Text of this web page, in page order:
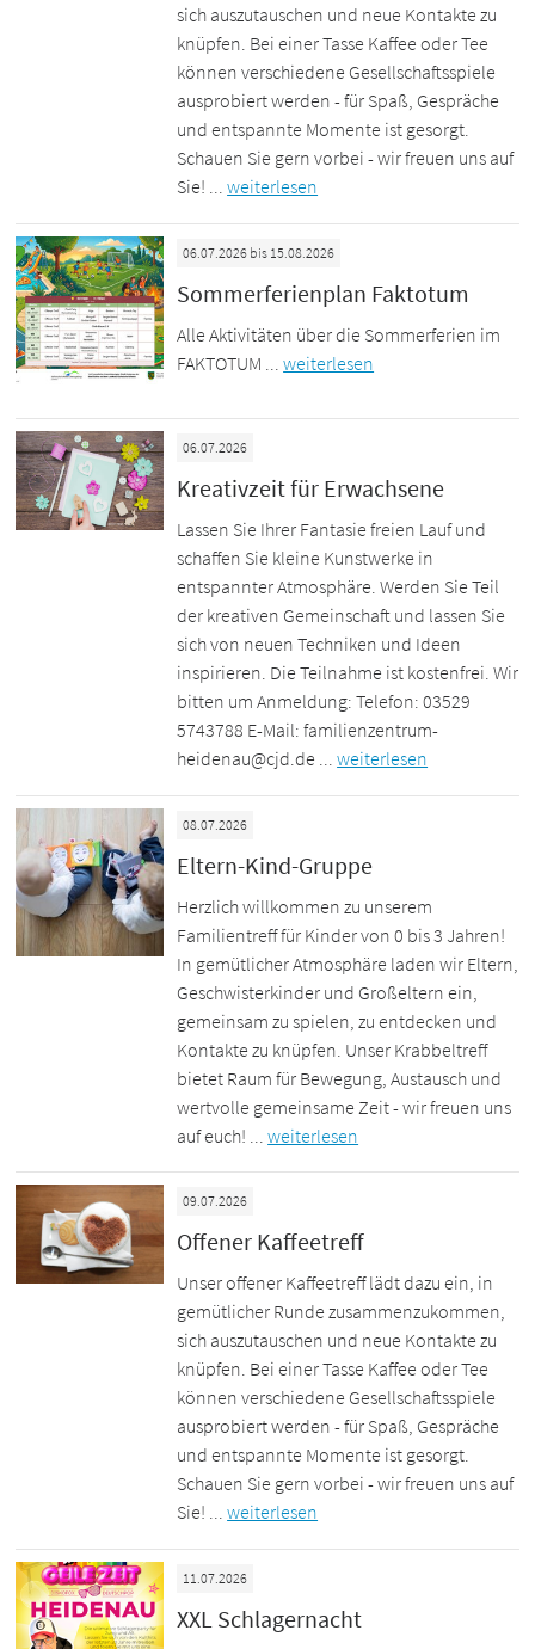
sich auszutauschen und neue Kontakte zu
knüpfen. Bei einer Tasse Kaffee oder Tee
können verschiedene Gesellschaftsspiele
ausprobiert werden - für Spaß, Gespräche
und entspannte Momente ist gesorgt.
Schauen Sie gern vorbei - wir freuen uns auf
Sie! ...weiterlesen
06.07.2026 bis 15.08.2026
Sommerferienplan Faktotum
Alle Aktivitäten über die Sommerferien im
FAKTOTUM ...weiterlesen
06.07.2026
Kreativzeit für Erwachsene
Lassen Sie Ihrer Fantasie freien Lauf und
schaffen Sie kleine Kunstwerke in
entspannter Atmosphäre. Werden Sie Teil
der kreativen Gemeinschaft und lassen Sie
sich von neuen Techniken und Ideen
inspirieren. Die Teilnahme ist kostenfrei. Wir
bitten um Anmeldung: Telefon: 03529
5743788 E-Mail: familienzentrum-
heidenau@cjd.de ...weiterlesen
08.07.2026
Eltern-Kind-Gruppe
Herzlich willkommen zu unserem
Familientreff für Kinder von 0 bis 3 Jahren!
In gemütlicher Atmosphäre laden wir Eltern,
Geschwisterkinder und Großeltern ein,
gemeinsam zu spielen, zu entdecken und
Kontakte zu knüpfen. Unser Krabbeltreff
bietet Raum für Bewegung, Austausch und
wertvolle gemeinsame Zeit - wir freuen uns
auf euch! ...weiterlesen
09.07.2026
Offener Kaffeetreff
Unser offener Kaffeetreff lädt dazu ein, in
gemütlicher Runde zusammenzukommen,
sich auszutauschen und neue Kontakte zu
knüpfen. Bei einer Tasse Kaffee oder Tee
können verschiedene Gesellschaftsspiele
ausprobiert werden - für Spaß, Gespräche
und entspannte Momente ist gesorgt.
Schauen Sie gern vorbei - wir freuen uns auf
Sie! ...weiterlesen
11.07.2026
XXL Schlagernacht